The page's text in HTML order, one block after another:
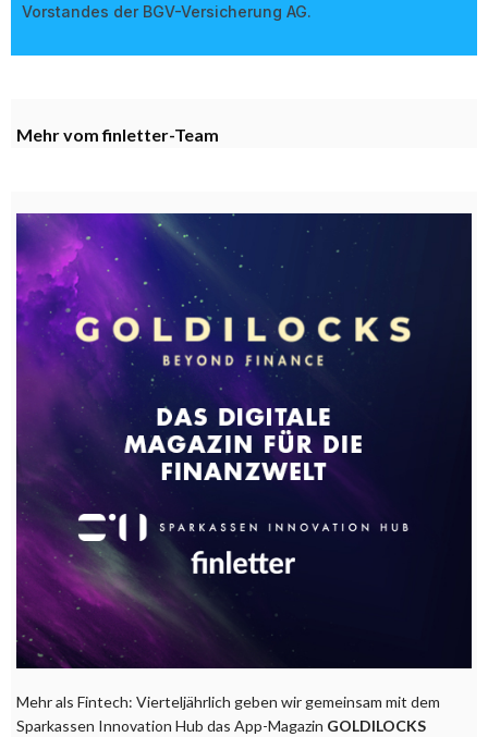
Vorstandes der BGV-Versicherung AG.
Mehr vom finletter-Team
Mehr als Fintech: Vierteljährlich geben wir gemeinsam mit dem
Sparkassen Innovation Hub das App-Magazin GOLDILOCKS